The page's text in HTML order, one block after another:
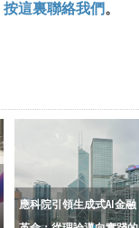
按這裏聯絡我們。
應科院引領生成式AI金融